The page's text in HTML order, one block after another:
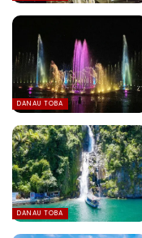
DANAU TOBA
DANAU TOBA